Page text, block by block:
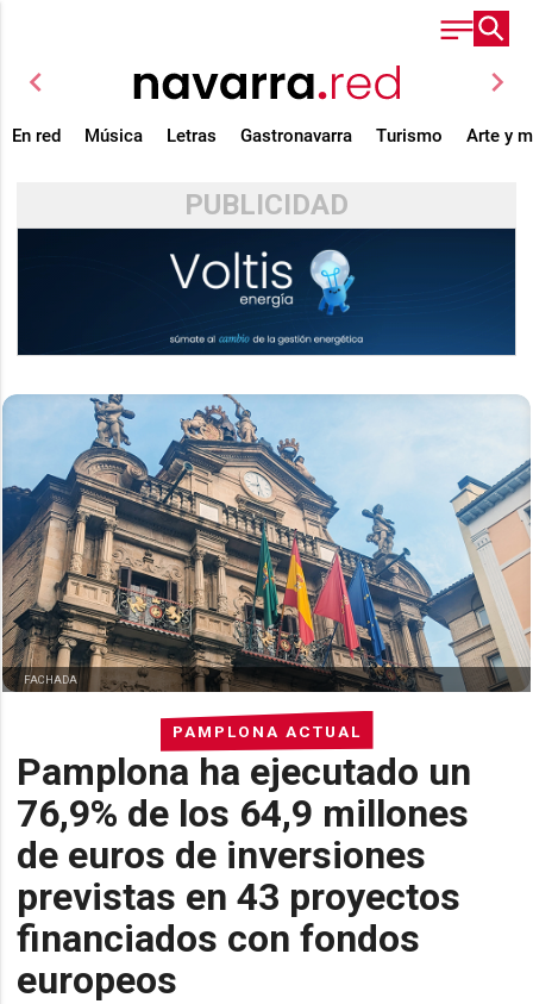
chevron_left chevron_right
En red Música Letras Gastronavarra Turismo Arte y
PUBLICIDAD
PAMPLONA ACTUAL
Pamplona ha ejecutado un
76,9% de los 64,9 millones
de euros de inversiones
previstas en 43 proyectos
financiados con fondos
europeos
FACHADA